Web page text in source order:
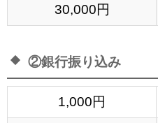
30,000円
②銀行振り込み
1,000円